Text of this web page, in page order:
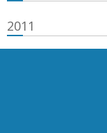
2011